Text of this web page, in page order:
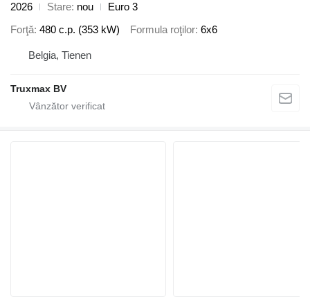
2026
Stare nou
Euro 3
Forţă 480 c.p. (353 kW) Formula roţilor 6x6
Belgia, Tienen
Truxmax BV